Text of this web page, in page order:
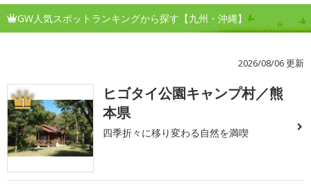
GW人気スポットランキングから探す【九州・沖縄】
2026/08/06 更新
1
ヒゴタイ公園キャンプ村／熊
本県
四季折々に移り変わる自然を満喫